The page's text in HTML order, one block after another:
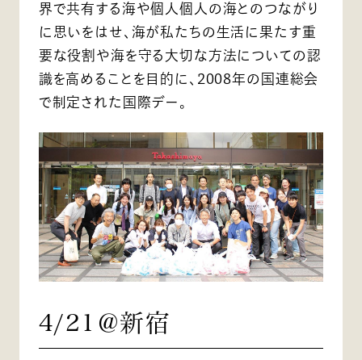
界で共有する海や個人個人の海とのつながり
に思いをはせ、海が私たちの生活に果たす重
要な役割や海を守る大切な方法についての認
識を高めることを目的に、2008年の国連総会
で制定された国際デー。
4/21＠新宿